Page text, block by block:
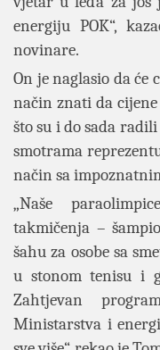
energiju POK“,
novinare.
On je naglasio da
način znati da
što su i do sada
smotrama
način sa
„Naše
takmičenja –
šahu za osobe sa
u stonom tenisu i
Zahtjevan
Ministarstva i